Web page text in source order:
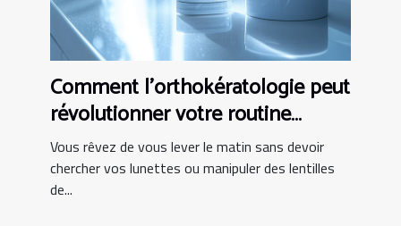
Comment l'orthokératologie peut
révolutionner votre routine
matinale ?
Vous rêvez de vous lever le matin sans devoir
chercher vos lunettes ou manipuler des lentilles
de...